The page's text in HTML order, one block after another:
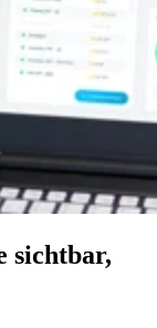
sichtbar,